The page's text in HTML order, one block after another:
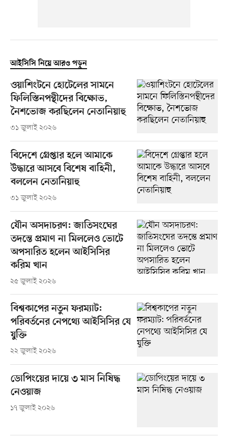
আইসিসি নিয়ে আরও পড়ুন
ওয়াশিংটনে হোটেলের সামনে
ফিলিস্তিনপন্থীদের বিক্ষোভ,
নৈশভোজ করছিলেন নেতানিয়াহু
৩১ জুলাই ২০২৬
বিদেশে গ্রেপ্তার হলে আমাকে
উদ্ধারে আসবে বিশেষ বাহিনী,
বললেন নেতানিয়াহু
৩১ জুলাই ২০২৬
যৌন অসদাচরণ: জাতিসংঘের
তদন্তে প্রমাণ না মিললেও ভোটে
অপসারিত হলেন আইসিসির
করিম খান
২৫ জুলাই ২০২৬
বিশ্বকাপের নতুন ফরম্যাট:
পরিবর্তনের নেপথ্যে আইসিসির যে
যুক্তি
২২ জুলাই ২০২৬
ডোপিংয়ের দায়ে ৩ মাস নিষিদ্ধ
নেওয়াজ
১৭ জুলাই ২০২৬